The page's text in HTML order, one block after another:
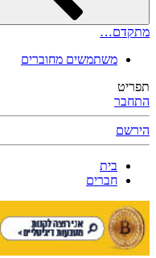
מתקדם…
משתמשים מחוברים
תפריט
התחבר
הירשם
בית
חברים